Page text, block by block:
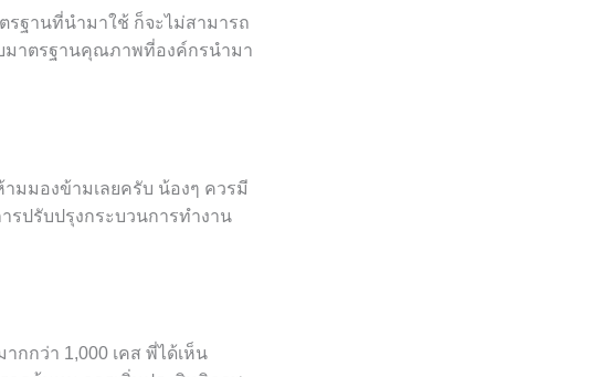
รฐานที่นำมาใช้ ก็จะไม่สามารถ
มาตรฐานคุณภาพที่องค์กรนำมา
มมองข้ามเลยครับ น้องๆ ควรมี
รปรับปรุงกระบวนการทำงาน
กกว่า 1,000 เคส พี่ได้เห็น